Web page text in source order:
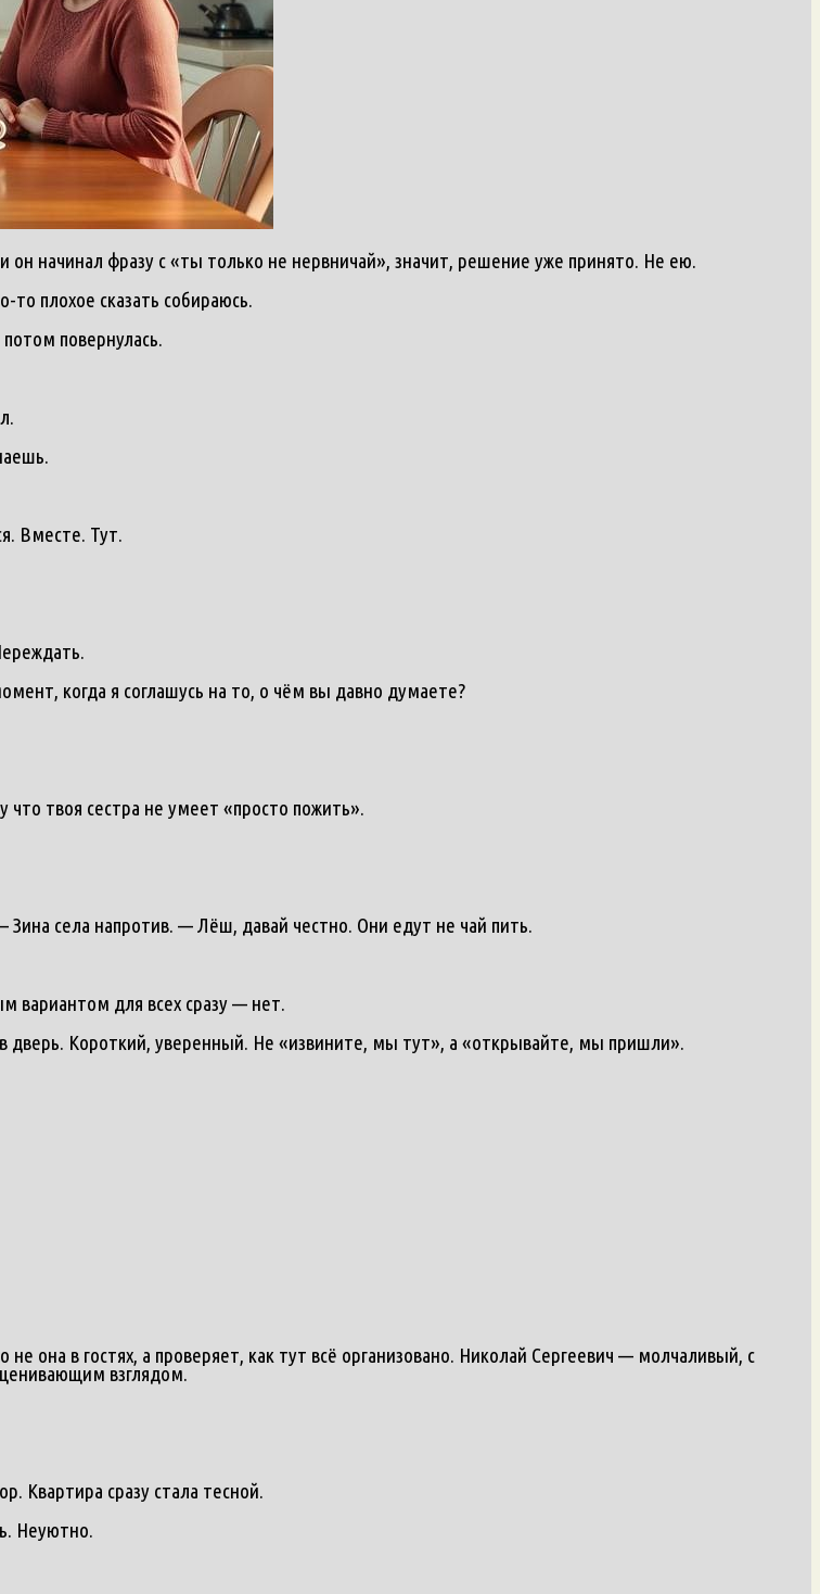
он начинал фразу с «ты только не нервничай», значит, решение уже принято. Не ею.
плохое сказать собираюсь.
повернулась.
Вместе. Тут.
когда я соглашусь на то, о чём вы давно думаете?
твоя сестра не умеет «просто пожить».
села напротив. — Лёш, давай честно. Они едут не чай пить.
вариантом для всех сразу — нет.
дверь. Короткий, уверенный. Не «извините, мы тут», а «открывайте, мы пришли».
она в гостях, а проверяет, как тут всё организовано. Николай Сергеевич — молчаливый, с
взглядом.
Квартира сразу стала тесной.
Неуютно.